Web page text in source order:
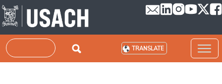
Skip to main content
Search TRANSLATE